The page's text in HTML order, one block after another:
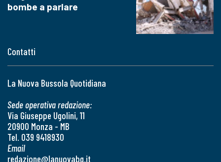
Contatti
La Nuova Bussola Quotidiana
Sede operativa redazione:
Via Giuseppe Ugolini, 11
20900 Monza - MB
Tel. 039 9418930
Email
redazione@lanuovabq.it
bombe a parlare